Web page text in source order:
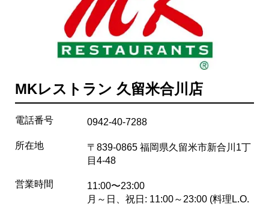
MKレストラン 久留米合川店
電話番号 0942-40-7288
所在地
〒839-0865 福岡県久留米市新合川1丁
目4-48
営業時間
11:00〜23:00
月～日、祝日: 11:00～23:00 (料理L.O.